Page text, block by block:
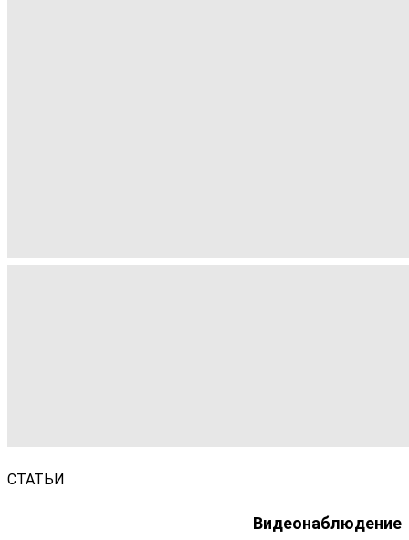
СТАТЬИ
Видеонаблюдение